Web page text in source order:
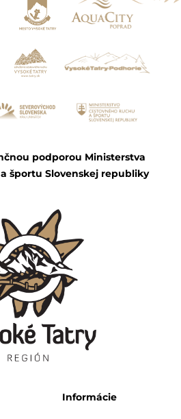
podporou Ministerstva
športu Slovenskej republiky
Informácie